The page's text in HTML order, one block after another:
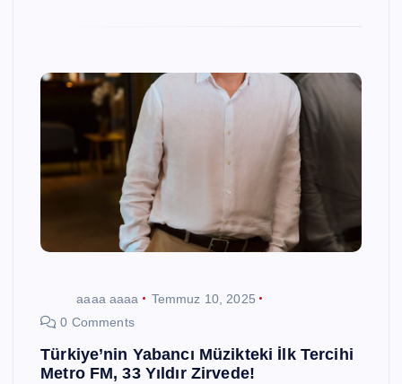
aaaa aaaa
Temmuz 10, 2025
0 Comments
Türkiye’nin Yabancı Müzikteki İlk Tercihi
Metro FM, 33 Yıldır Zirvede!